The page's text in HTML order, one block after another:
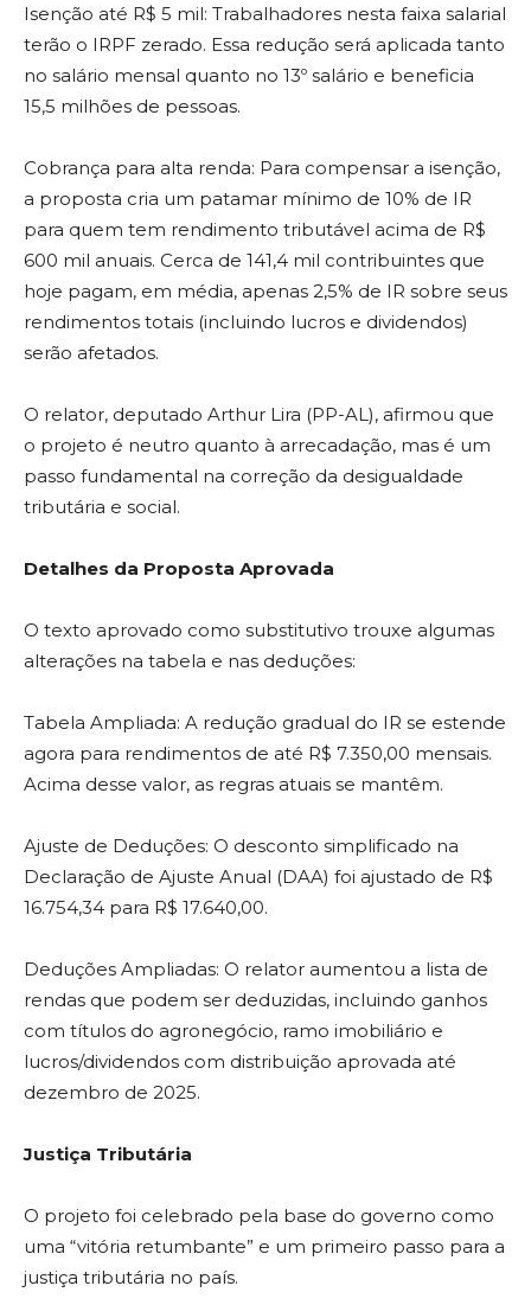
Isenção até R$ 5 mil: Trabalhadores nesta faixa salarial
terão o IRPF zerado. Essa redução será aplicada tanto
no salário mensal quanto no 13º salário e beneficia
15,5 milhões de pessoas.
Cobrança para alta renda: Para compensar a isenção,
a proposta cria um patamar mínimo de 10% de IR
para quem tem rendimento tributável acima de R$
600 mil anuais. Cerca de 141,4 mil contribuintes que
hoje pagam, em média, apenas 2,5% de IR sobre seus
rendimentos totais (incluindo lucros e dividendos)
serão afetados.
O relator, deputado Arthur Lira (PP-AL), afirmou que
o projeto é neutro quanto à arrecadação, mas é um
passo fundamental na correção da desigualdade
tributária e social.
Detalhes da Proposta Aprovada
O texto aprovado como substitutivo trouxe algumas
alterações na tabela e nas deduções:
Tabela Ampliada: A redução gradual do IR se estende
agora para rendimentos de até R$ 7.350,00 mensais.
Acima desse valor, as regras atuais se mantêm.
Ajuste de Deduções: O desconto simplificado na
Declaração de Ajuste Anual (DAA) foi ajustado de R$
16.754,34 para R$ 17.640,00.
Deduções Ampliadas: O relator aumentou a lista de
rendas que podem ser deduzidas, incluindo ganhos
com títulos do agronegócio, ramo imobiliário e
lucros/dividendos com distribuição aprovada até
dezembro de 2025.
Justiça Tributária
O projeto foi celebrado pela base do governo como
uma “vitória retumbante” e um primeiro passo para a
justiça tributária no país.